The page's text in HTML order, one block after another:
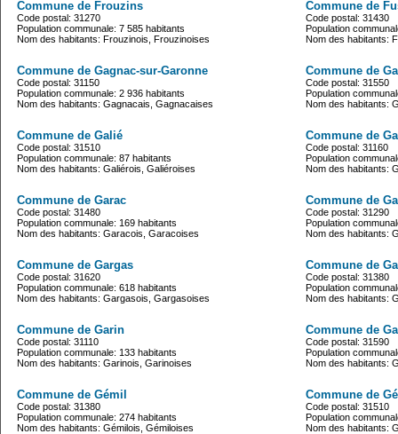
Commune de Frouzins
Code postal: 31270
Population communale: 7 585 habitants
Nom des habitants: Frouzinois, Frouzinoises
Commune de
Code postal: 31430
Population
Nom des habitants:
Commune de Gagnac-sur-Garonne
Code postal: 31150
Population communale: 2 936 habitants
Nom des habitants: Gagnacais, Gagnacaises
Commune de
Code postal: 31550
Population
Nom des habitants:
Commune de Galié
Code postal: 31510
Population communale: 87 habitants
Nom des habitants: Galiérois, Galiéroises
Commune de
Code postal: 31160
Population
Nom des habitants:
Commune de Garac
Code postal: 31480
Population communale: 169 habitants
Nom des habitants: Garacois, Garacoises
Commune de
Code postal: 31290
Population
Nom des habitants:
Commune de Gargas
Code postal: 31620
Population communale: 618 habitants
Nom des habitants: Gargasois, Gargasoises
Commune de
Code postal: 31380
Population
Nom des habitants:
Commune de Garin
Code postal: 31110
Population communale: 133 habitants
Nom des habitants: Garinois, Garinoises
Commune de
Code postal: 31590
Population
Nom des habitants:
Commune de Gémil
Code postal: 31380
Population communale: 274 habitants
Nom des habitants: Gémilois, Gémiloises
Commune de
Code postal: 31510
Population
Nom des habitants: